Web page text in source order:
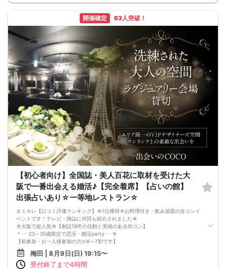
注意：キャンセルポリシーご確認くださね。
皆が仲良くなれたり
自由に連絡先が交換できるように席替えあり！！
お友達と一緒もウェルカムです☆
１人にならない様に
安心サポート！
何か困ったことがあったら
会場に居る主催に耳打ちしてくださいね♫
対応致します！！
おタバコは吸えません。
ベランダには出れません。
退出のお時間は徹底厳守！
ルールを守るご協力
お願い申し上げます。
当日は皆さんで楽しみましょう(^^)♫
■中止判断のタイミングは
当日の17:00
■最低遂行人数2-2
■割引予約や無料招待枠であっても
キャンセルした場合は、
正規のキャンセル料金を頂きますので
ご注意下さいませ。
開催確定 63人突破！
【初心者向け】全国誌・美人百花に取材を受けた大
阪で一番出会える婚活♪【完全着席】【占いの館】
出張占いあり☆一等地レストラン☆
オミカレ【口コミ評価ランキング】☆1位獲得☆お料理付き・飲み放題の合コンイ
ベントです！テレビ・雑誌に何回も紹介されました☆
☆大阪で超人気☆【創設16年の信頼と実績のある街コン】
＊･･･23～35歳限定で恋活・婚活party･･･＊
【初参加・お一人様参加の方が6～7割です】
安心してご参加ください♪
お一人様でも気軽に参加できるparty☆
当たる！と有名な女性占い師による【オラクルカード占い】を体験して頂けます♪
梅田 | 8月9日(日) 19:15〜
受付終了まで4時間